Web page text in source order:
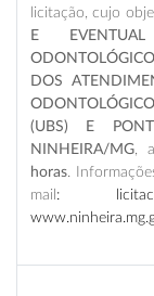
licitação, cujo
E
DOS
(UBS) E
NINHEIRA/MG ,
horas .
mail :